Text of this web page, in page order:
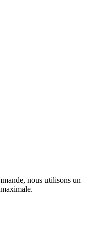
nous utilisons un